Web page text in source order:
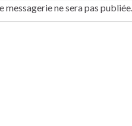
messagerie ne sera pas publiée.